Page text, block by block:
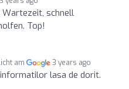
Wartezeit, schnell
Top!
am 3 years ago
lasa de dorit.